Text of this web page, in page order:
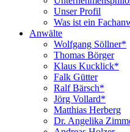
Unser Profil
Was ist ein
Anwälte
Wolfgang Söllner*
Thomas Börger
Klaus Kucklick*
Falk Gütter
Ralf Bärsch*
Jörg Vollard*
Matthias Herberg
Dr. Angelika